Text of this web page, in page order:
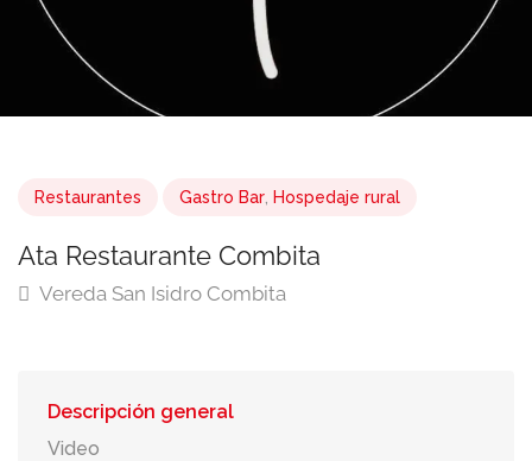
Restaurantes Gastro Bar Hospedaje rural
Ata Restaurante Combita
Vereda San Isidro Combita
Descripción general
Video